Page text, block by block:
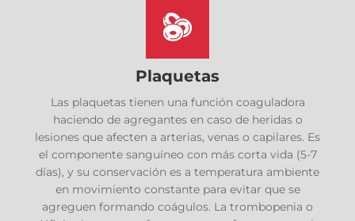
Plaquetas
Las plaquetas tienen una función coaguladora
haciendo de agregantes en caso de heridas o
lesiones que afecten a arterias, venas o capilares. Es
el componente sanguíneo con más corta vida (5-7
días), y su conservación es a temperatura ambiente
en movimiento constante para evitar que se
agreguen formando coágulos. La trombopenia o